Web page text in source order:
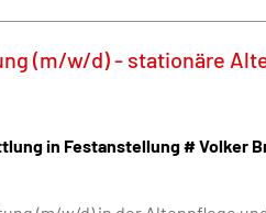
(m/w/d) - stationäre
in Festanstellung # Volker